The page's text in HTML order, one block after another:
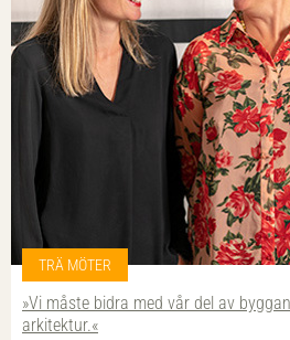
TRÄ MÖTER
»Vi måste bidra med vår del av
arkitektur.«